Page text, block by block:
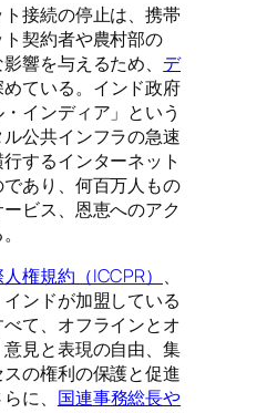
接続の停止は、携帯
契約者や農村部の
響を与えるため、 デ
めている。インド政府
インディア」という
公共インフラの急速
するインターネット
あり、何百万人もの
ビス、恩恵へのアク
権規約（ICCPR） 、
ンドが加盟している
て、オフラインとオ
見と表現の自由、集
の権利の保護と促進
に、 国連事務総長や